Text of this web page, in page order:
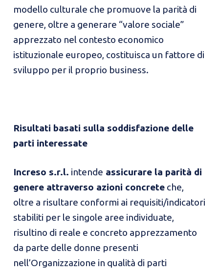
modello culturale che promuove la parità di
genere, oltre a generare “valore sociale”
apprezzato nel contesto economico
istituzionale europeo, costituisca un fattore di
sviluppo per il proprio business.
Risultati basati sulla soddisfazione delle
parti interessate
Increso s.r.l. intende assicurare la parità di
genere attraverso azioni concreteche,
oltre a risultare conformi ai requisiti/indicatori
stabiliti per le singole aree individuate,
risultino di reale e concreto apprezzamento
da parte delle donne presenti
nell’Organizzazione in qualità di parti